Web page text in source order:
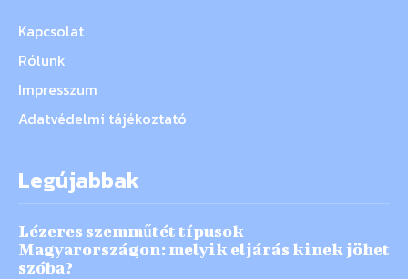
Kapcsolat
Rólunk
Impresszum
Adatvédelmi tájékoztató
Legújabbak
Lézeres szemműtét típusok
Magyarországon: melyik eljárás kinek jöhet
szóba?